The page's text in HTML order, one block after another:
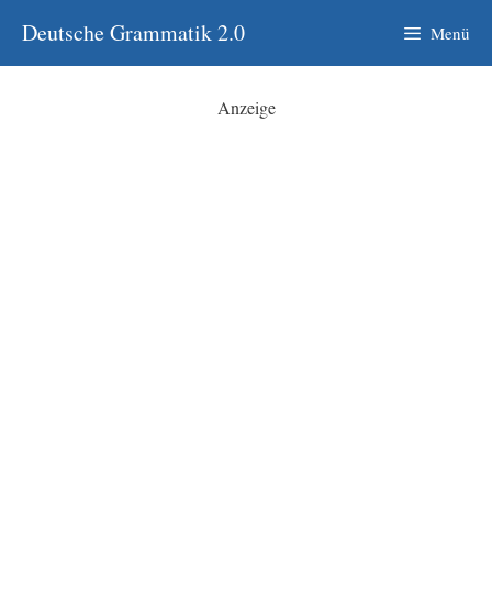
Inhalt
springen
Deutsche Grammatik 2.0 Menü
Anzeige